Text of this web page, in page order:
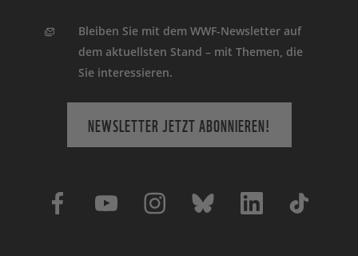
Bleiben Sie mit dem WWF-Newsletter auf
dem aktuellsten Stand – mit Themen, die
Sie interessieren.
NEWSLETTER JETZT ABONNIEREN!